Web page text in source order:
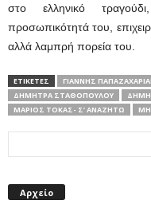
στο ελληνικό
προσωπικότητά του,
αλλά λαμπρή πορεία του.
ΕΤΙΚΕΤΕΣ ΓΙΆΝΝΗΣ
ΔΉΜΗΤΡΑ ΣΤΑΘΟΠΟΎΛΟΥ
ΜΆΡΙΟΣ ΤΌΚΑΣ- Σ’ ΑΝΑΖΗΤΏ
Αρχείο